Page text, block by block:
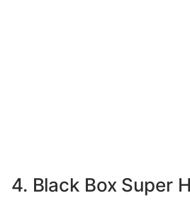
4. Black Box Super